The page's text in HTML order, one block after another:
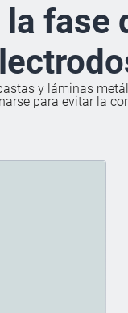
fase
y láminas
para evitar la